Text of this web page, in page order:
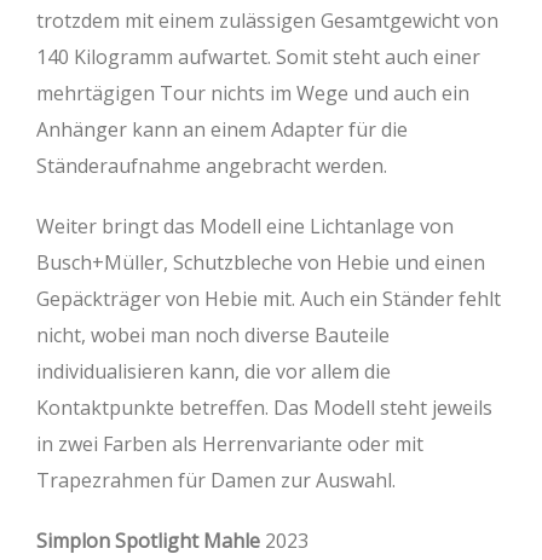
trotzdem mit einem zulässigen Gesamtgewicht von
140 Kilogramm aufwartet. Somit steht auch einer
mehrtägigen Tour nichts im Wege und auch ein
Anhänger kann an einem Adapter für die
Ständeraufnahme angebracht werden.
Weiter bringt das Modell eine Lichtanlage von
Busch+Müller, Schutzbleche von Hebie und einen
Gepäckträger von Hebie mit. Auch ein Ständer fehlt
nicht, wobei man noch diverse Bauteile
individualisieren kann, die vor allem die
Kontaktpunkte betreffen. Das Modell steht jeweils
in zwei Farben als Herrenvariante oder mit
Trapezrahmen für Damen zur Auswahl.
Simplon Spotlight Mahle 2023